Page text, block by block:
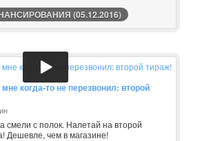
(05.12.2016)
когда-то не перезвонил: второй
смели с полок. Налетай на второй
Дешевле, чем в магазине!